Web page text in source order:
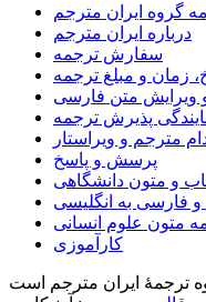
گروه ایران مترجم
درباره ایران مترجم
سفارش ترجمه
زمان و مبلغ ترجمه
ویرایش متن فارسی
پذیرش ترجمه
مترجم و ویراستار
پرسش و پاسخ
و متون دانشگاهی
فارسی به انگلیسی
متون علوم انسانی
کارآموزی